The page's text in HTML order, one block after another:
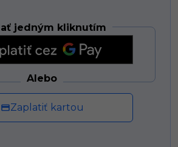
jedným kliknutím
Alebo
Zaplatiť kartou